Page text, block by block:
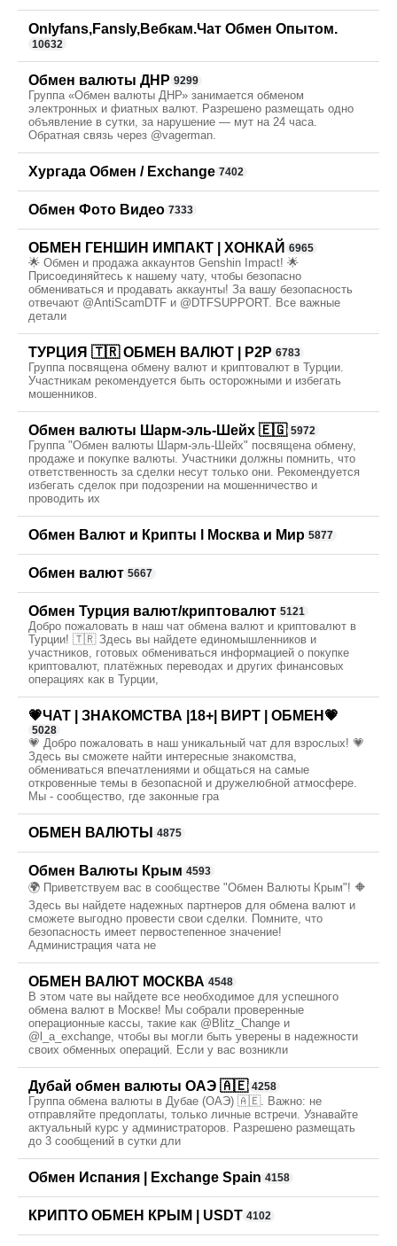
Onlyfans,Fansly,Вебкам.Чат Обмен Опытом.
10632
Обмен валюты ДНР 9299
Группа «Обмен валюты ДНР» занимается обменом
электронных и фиатных валют. Разрешено размещать одно
объявление в сутки, за нарушение — мут на 24 часа.
Обратная связь через @vagerman.
Хургада Обмен / Exchange 7402
Обмен Фото Видео 7333
ОБМЕН ГЕНШИН ИМПАКТ | ХОНКАЙ 6965
🌟 Обмен и продажа аккаунтов Genshin Impact! 🌟
Присоединяйтесь к нашему чату, чтобы безопасно
обмениваться и продавать аккаунты! За вашу безопасность
отвечают @AntiScamDTF и @DTFSUPPORT. Все важные
детали
ТУРЦИЯ 🇹🇷 ОБМЕН ВАЛЮТ | P2P 6783
Группа посвящена обмену валют и криптовалют в Турции.
Участникам рекомендуется быть осторожными и избегать
мошенников.
Обмен валюты Шарм-эль-Шейх 🇪🇬 5972
Группа "Обмен валюты Шарм-эль-Шейх" посвящена обмену,
продаже и покупке валюты. Участники должны помнить, что
ответственность за сделки несут только они. Рекомендуется
избегать сделок при подозрении на мошенничество и
проводить их
Обмен Валют и Крипты l Москва и Мир 5877
Обмен валют 5667
Обмен Турция валют/криптовалют 5121
Добро пожаловать в наш чат обмена валют и криптовалют в
Турции! 🇹🇷 Здесь вы найдете единомышленников и
участников, готовых обмениваться информацией о покупке
криптовалют, платёжных переводах и других финансовых
операциях как в Турции,
💗ЧАТ | ЗНАКОМСТВА |18+| ВИРТ | ОБМЕН💗
5028
💗 Добро пожаловать в наш уникальный чат для взрослых! 💗
Здесь вы сможете найти интересные знакомства,
обмениваться впечатлениями и общаться на самые
откровенные темы в безопасной и дружелюбной атмосфере.
Мы - сообщество, где законные гра
ОБМЕН ВАЛЮТЫ 4875
Обмен Валюты Крым 4593
🌍 Приветствуем вас в сообществе "Обмен Валюты Крым"! 🔶
Здесь вы найдете надежных партнеров для обмена валют и
сможете выгодно провести свои сделки. Помните, что
безопасность имеет первостепенное значение!
Администрация чата не
ОБМЕН ВАЛЮТ МОСКВА 4548
В этом чате вы найдете все необходимое для успешного
обмена валют в Москве! Мы собрали проверенные
операционные кассы, такие как @Blitz_Change и
@l_a_exchange, чтобы вы могли быть уверены в надежности
своих обменных операций. Если у вас возникли
Дубай обмен валюты ОАЭ 🇦🇪 4258
Группа обмена валюты в Дубае (ОАЭ) 🇦🇪. Важно: не
отправляйте предоплаты, только личные встречи. Узнавайте
актуальный курс у администраторов. Разрешено размещать
до 3 сообщений в сутки дли
Обмен Испания | Exchange Spain 4158
КРИПТО ОБМЕН КРЫМ | USDT 4102